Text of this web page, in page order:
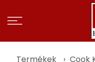
Termékek › Cook